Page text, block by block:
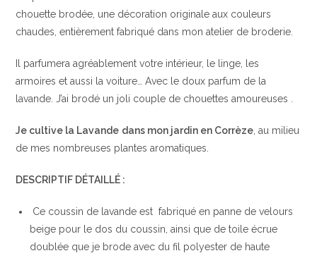
chouette brodée, une décoration originale aux couleurs
chaudes, entièrement fabriqué dans mon atelier de broderie.
Il parfumera agréablement votre intérieur, le linge, les
armoires et aussi la voiture… Avec le doux parfum de la
lavande. J’ai brodé un joli couple de chouettes amoureuses .
Je cultive la Lavande dans mon jardin en Corrèze, au milieu
de mes nombreuses plantes aromatiques.
DESCRIPTIF DÉTAILLÉ :
Ce coussin de lavande est fabriqué en panne de velours
beige pour le dos du coussin, ainsi que de toile écrue
doublée que je brode avec du fil polyester de haute